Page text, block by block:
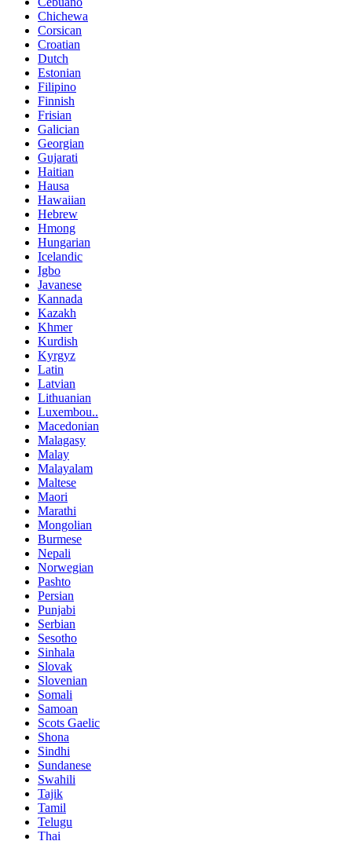
Chichewa
Corsican
Croatian
Dutch
Estonian
Filipino
Finnish
Frisian
Galician
Georgian
Gujarati
Haitian
Hausa
Hawaiian
Hebrew
Hmong
Hungarian
Icelandic
Igbo
Javanese
Kannada
Kazakh
Khmer
Kurdish
Kyrgyz
Latin
Latvian
Lithuanian
Luxembou..
Macedonian
Malagasy
Malay
Malayalam
Maltese
Maori
Marathi
Mongolian
Burmese
Nepali
Norwegian
Pashto
Persian
Punjabi
Serbian
Sesotho
Sinhala
Slovak
Slovenian
Somali
Samoan
Scots Gaelic
Shona
Sindhi
Sundanese
Swahili
Tajik
Tamil
Telugu
Thai